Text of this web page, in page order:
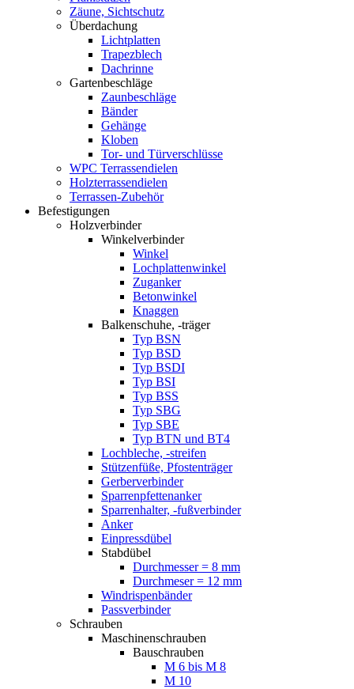
Zäune, Sichtschutz
Überdachung
Lichtplatten
Trapezblech
Dachrinne
Gartenbeschläge
Zaunbeschläge
Bänder
Gehänge
Kloben
Tor- und Türverschlüsse
WPC Terrassendielen
Holzterrassendielen
Terrassen-Zubehör
Befestigungen
Holzverbinder
Winkelverbinder
Winkel
Lochplattenwinkel
Zuganker
Betonwinkel
Knaggen
Balkenschuhe, -träger
Typ BSN
Typ BSD
Typ BSDI
Typ BSI
Typ BSS
Typ SBG
Typ SBE
Typ BTN und BT4
Lochbleche, -streifen
Stützenfüße, Pfostenträger
Gerberverbinder
Sparrenpfettenanker
Sparrenhalter, -fußverbinder
Anker
Einpressdübel
Stabdübel
Durchmesser = 8 mm
Durchmeser = 12 mm
Windrispenbänder
Passverbinder
Schrauben
Maschinenschrauben
Bauschrauben
M 6 bis M 8
M 10